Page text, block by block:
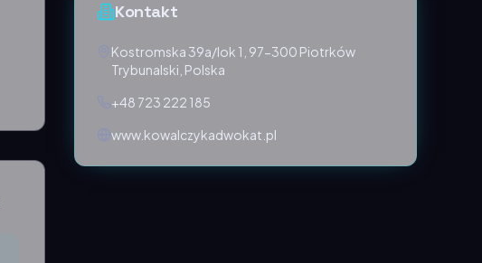
Kontakt
Kostromska 39a/lok 1, 97-300 Piotrków
Trybunalski, Polska
+48 723 222 185
www.kowalczykadwokat.pl